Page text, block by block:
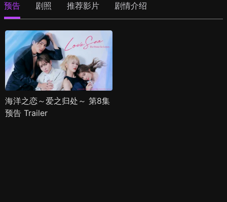
预告 剧照 推荐影片 剧情介绍
海洋之恋～爱之归处～ 第8集
预告 Trailer